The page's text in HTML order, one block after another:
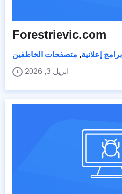
Forestrievic.com
برامج إعلانية, متصفحات الخاطفين
ابريل 3, 2026